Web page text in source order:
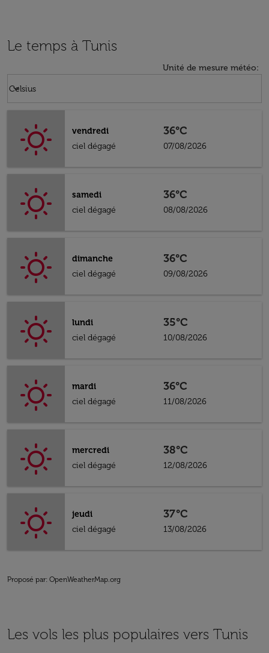
Le temps à Tunis
Unité de mesure météo:
Celsius
keyboard_arrow_down
vendredi
ciel dégagé
36°C
07/08/2026
samedi
ciel dégagé
36°C
08/08/2026
dimanche
ciel dégagé
36°C
09/08/2026
lundi
ciel dégagé
35°C
10/08/2026
mardi
ciel dégagé
36°C
11/08/2026
mercredi
ciel dégagé
38°C
12/08/2026
jeudi
ciel dégagé
37°C
13/08/2026
Proposé par: OpenWeatherMap.org
Les vols les plus populaires vers Tunis